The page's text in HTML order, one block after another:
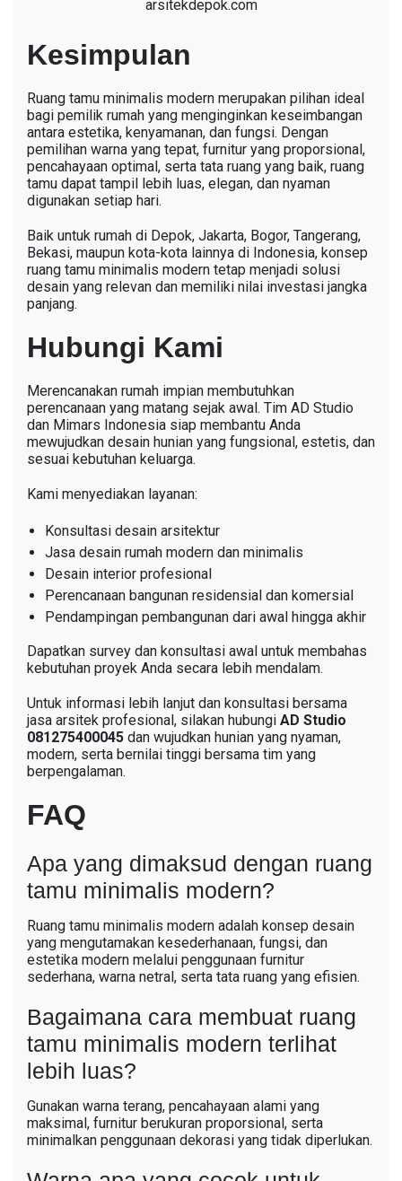
arsitekdepok.com
Kesimpulan
Ruang tamu minimalis modern merupakan pilihan ideal
bagi pemilik rumah yang menginginkan keseimbangan
antara estetika, kenyamanan, dan fungsi. Dengan
pemilihan warna yang tepat, furnitur yang proporsional,
pencahayaan optimal, serta tata ruang yang baik, ruang
tamu dapat tampil lebih luas, elegan, dan nyaman
digunakan setiap hari.
Baik untuk rumah di Depok, Jakarta, Bogor, Tangerang,
Bekasi, maupun kota-kota lainnya di Indonesia, konsep
ruang tamu minimalis modern tetap menjadi solusi
desain yang relevan dan memiliki nilai investasi jangka
panjang.
Hubungi Kami
Merencanakan rumah impian membutuhkan
perencanaan yang matang sejak awal. Tim AD Studio
dan Mimars Indonesia siap membantu Anda
mewujudkan desain hunian yang fungsional, estetis, dan
sesuai kebutuhan keluarga.
Kami menyediakan layanan:
Konsultasi desain arsitektur
Jasa desain rumah modern dan minimalis
Desain interior profesional
Perencanaan bangunan residensial dan komersial
Pendampingan pembangunan dari awal hingga akhir
Dapatkan survey dan konsultasi awal untuk membahas
kebutuhan proyek Anda secara lebih mendalam.
Untuk informasi lebih lanjut dan konsultasi bersama
jasa arsitek profesional, silakan hubungi AD Studio
081275400045 dan wujudkan hunian yang nyaman,
modern, serta bernilai tinggi bersama tim yang
berpengalaman.
FAQ
Apa yang dimaksud dengan ruang
tamu minimalis modern?
Ruang tamu minimalis modern adalah konsep desain
yang mengutamakan kesederhanaan, fungsi, dan
estetika modern melalui penggunaan furnitur
sederhana, warna netral, serta tata ruang yang efisien.
Bagaimana cara membuat ruang
tamu minimalis modern terlihat
lebih luas?
Gunakan warna terang, pencahayaan alami yang
maksimal, furnitur berukuran proporsional, serta
minimalkan penggunaan dekorasi yang tidak diperlukan.